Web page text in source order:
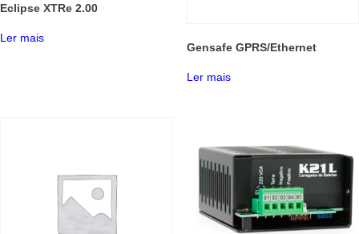
Eclipse XTRe 2.00
Ler mais
Gensafe GPRS/Ethernet
Ler mais